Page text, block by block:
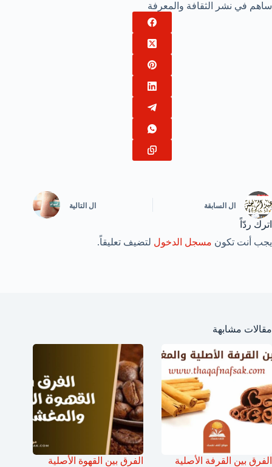
ساهم في نشر الثقافة والمعرفة
ال السابقة ال التالية
اترك ردّاً
يجب أنت تكون مسجل الدخول لتضيف تعليقاً.
مقالات مشابهة
الفرق بين القرفة الأصلية
الفرق بين القهوة الأصلية